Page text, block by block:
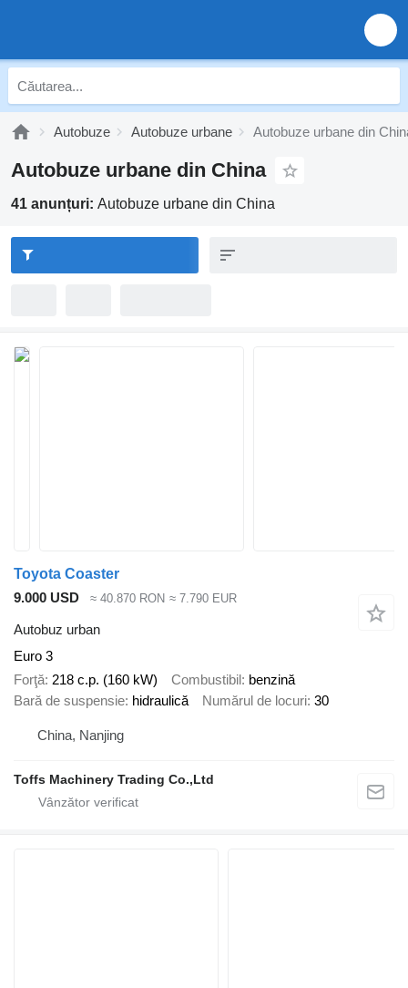
Autobuze Autobuze urbane Autobuze urbane din
Autobuze urbane din China
41 anunțuri: Autobuze urbane din China
Toyota Coaster
9.000 USD
≈ 40.870 RON ≈ 7.790 EUR
Autobuz urban
Euro 3
Forţă 218 c.p. (160 kW) Combustibil benzină
Bară de suspensie hidraulică Numărul de locuri 30
China, Nanjing
Toffs Machinery Trading Co.,Ltd